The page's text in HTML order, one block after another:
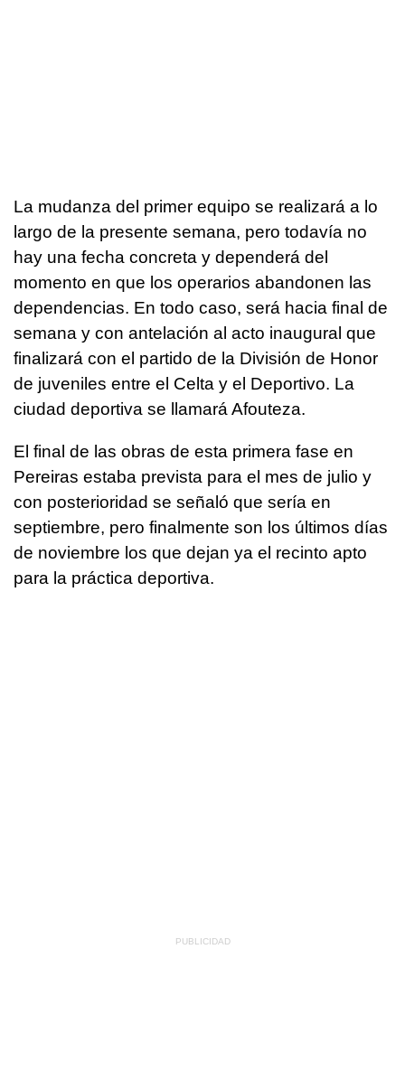
La mudanza del primer equipo se realizará a lo
largo de la presente semana, pero todavía no
hay una fecha concreta y dependerá del
momento en que los operarios abandonen las
dependencias. En todo caso, será hacia final de
semana y con antelación al acto inaugural que
finalizará con el partido de la División de Honor
de juveniles entre el Celta y el Deportivo. La
ciudad deportiva se llamará Afouteza.
El final de las obras de esta primera fase en
Pereiras estaba prevista para el mes de julio y
con posterioridad se señaló que sería en
septiembre, pero finalmente son los últimos días
de noviembre los que dejan ya el recinto apto
para la práctica deportiva.